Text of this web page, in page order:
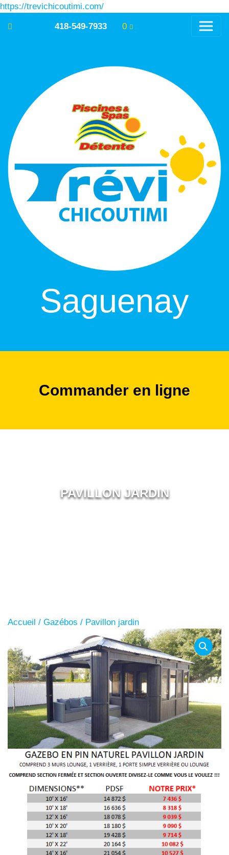
https://trevichicoutimi.com/
418-549-7933 0
Saguenay
Commander en ligne
PAVILLON JARDIN
Accueil / Gazébos / Pavillon jardin